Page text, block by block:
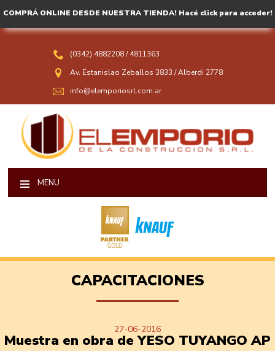
COMPRÁ ONLINE DESDE NUESTRA TIENDA! Hacé click para acceder!
(0342) 4882208/4811363
Av. Estanislao Zeballos 3833 /Alberdi 2778
info@elemporiosrl.com.ar
MENU
CAPACITACIONES
27-06-2016
Muestra en obra de YESO TUYANGO AP